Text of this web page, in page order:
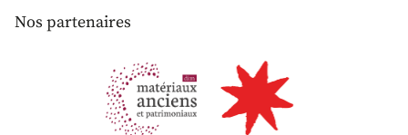
Nos partenaires